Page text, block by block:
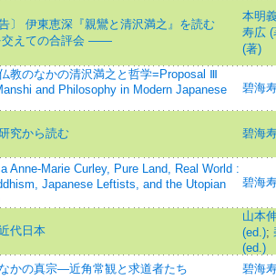
告〕 伊東恵深『親鸞と清沢満之』を読む
えての合評会 ――
本明
寿広 (
(著)
教のなかの清沢満之と哲学=Proposal Ⅲ
and Philosophy in Modern Japanese
碧海
究から読む 碧海
Anne-Marie Curley, Pure Land, Real World :
Japanese Leftists, and the Utopian
碧海
代日本
山本
(ed.);
(ed.)
かの真宗―近角常観と求道者たち
碧海